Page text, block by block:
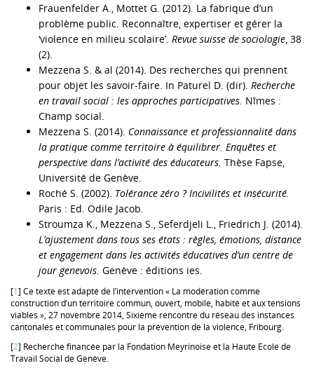
Frauenfelder A., Mottet G. (2012). La fabrique d’un
problème public. Reconnaître, expertiser et gérer la
‘violence en milieu scolaire’. Revue suisse de sociologie, 38
(2).
Mezzena S. & al (2014). Des recherches qui prennent
pour objet les savoir-faire. In Paturel D. (dir). Recherche
en travail social : les approches participatives. Nîmes :
Champ social.
Mezzena S. (2014). Connaissance et professionnalité dans
la pratique comme territoire à équilibrer. Enquêtes et
perspective dans l’activité des éducateurs. Thèse Fapse,
Université de Genève.
Roché S. (2002). Tolérance zéro ? Incivilités et insécurité.
Paris : Ed. Odile Jacob.
Stroumza K., Mezzena S., Seferdjeli L., Friedrich J. (2014).
L’ajustement dans tous ses états : règles, émotions, distance
et engagement dans les activités éducatives d’un centre de
jour genevois. Genève : éditions ies.
[1] Ce texte est adapté de l’intervention « La modération comme
construction d’un territoire commun, ouvert, mobile, habité et aux tensions
viables », 27 novembre 2014, Sixième rencontre du réseau des instances
cantonales et communales pour la prévention de la violence, Fribourg.
[2] Recherche financée par la Fondation Meyrinoise et la Haute Ecole de
Travail Social de Genève.